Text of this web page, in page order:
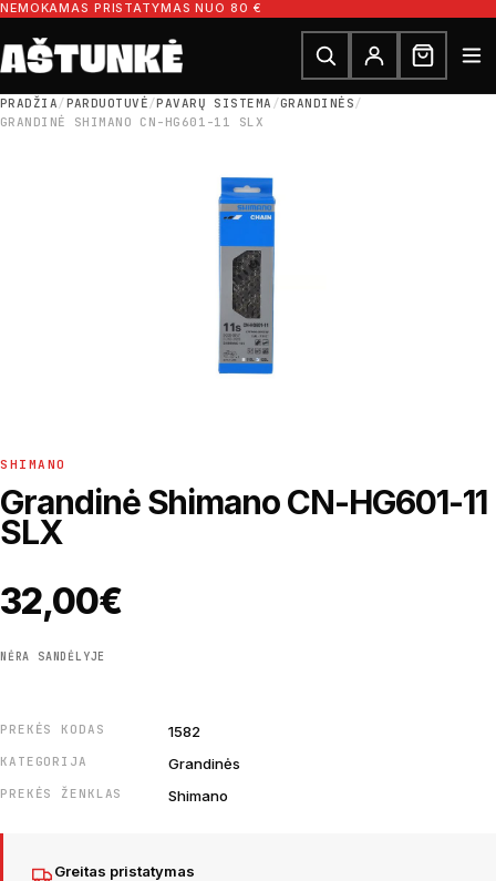
Pereiti prie turinio
NEMOKAMAS PRISTATYMAS NUO 80 €
Ieškoti dalių
Ieškoti
PRADŽIA/PARDUOTUVĖ/PAVARŲ SISTEMA /GRANDINĖS/
GRANDINĖ SHIMANO CN-HG601-11 SLX
SHIMANO
Grandinė Shimano CN-HG601-11
SLX
32,00€
NĖRA SANDĖLYJE
PREKĖS KODAS 1582
KATEGORIJA Grandinės
PREKĖS ŽENKLAS Shimano
Greitas pristatymas